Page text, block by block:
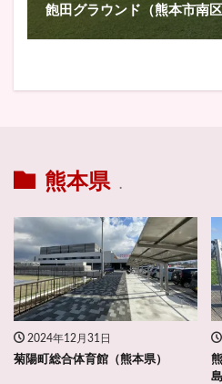
飽田グラウンド（熊本市南区
熊本県 .
2024年12月31日
菊陽町総合体育館（熊本県）